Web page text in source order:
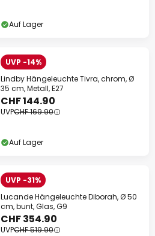
Auf Lager
UVP -14%
Lindby Hängeleuchte Tivra, chrom, Ø
35 cm, Metall, E27
CHF 144.90
UVPCHF 169.90
Auf Lager
UVP -31%
Lucande Hängeleuchte Diborah, Ø 50
cm, bunt, Glas, G9
CHF 354.90
UVPCHF 519.90